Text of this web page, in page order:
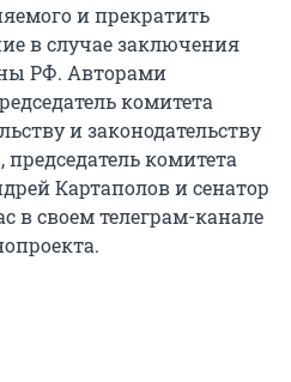
и прекратить
в случае заключения
РФ. Авторами
комитета
и законодательству
комитета
Картаполов и сенатор
в своем телеграм-канале